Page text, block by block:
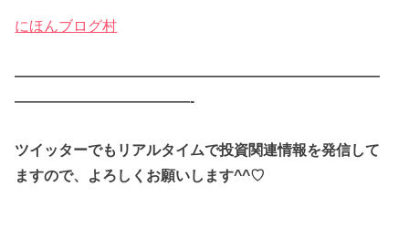
にほんブログ村
—————————————————————————
————————————-
ツイッターでもリアルタイムで投資関連情報を発信して
ますので、よろしくお願いします^^♡